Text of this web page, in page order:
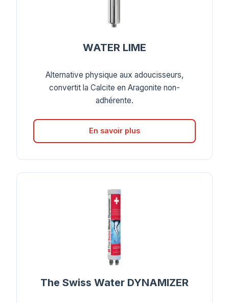
WATER LIME
Alternative physique aux adoucisseurs,
convertit la Calcite en Aragonite non-
adhérente.
En savoir plus
The Swiss Water DYNAMIZER